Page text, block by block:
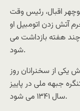
به منوچهر اقبال، رئیس وقت
آتش زدن اتومبیل او
چند هفته بازداشت می
شود.
یکی از سخنرانان روز
کنگره جبهه ملی در پاییز
سال ۱۳۴۱ می شود.